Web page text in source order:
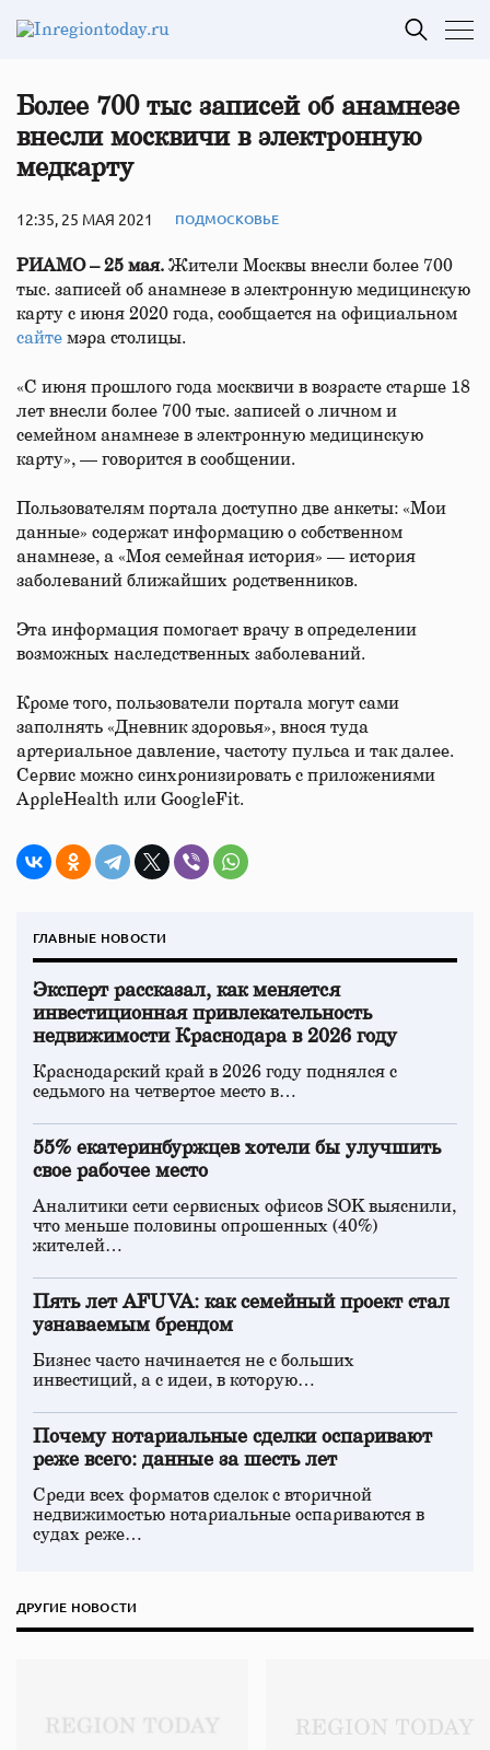
Более 700 тыс записей об анамнезе
внесли москвичи в электронную
медкарту
12:35, 25 МАЯ 2021 ПОДМОСКОВЬЕ
РИАМО – 25 мая. Жители Москвы внесли более 700
тыс. записей об анамнезе в электронную медицинскую
карту с июня 2020 года, сообщается на официальном
сайте мэра столицы.
«С июня прошлого года москвичи в возрасте старше 18
лет внесли более 700 тыс. записей о личном и
семейном анамнезе в электронную медицинскую
карту», — говорится в сообщении.
Пользователям портала доступно две анкеты: «Мои
данные» содержат информацию о собственном
анамнезе, а «Моя семейная история» — история
заболеваний ближайших родственников.
Эта информация помогает врачу в определении
возможных наследственных заболеваний.
Кроме того, пользователи портала могут сами
заполнять «Дневник здоровья», внося туда
артериальное давление, частоту пульса и так далее.
Сервис можно синхронизировать с приложениями
AppleHealth или GoogleFit.
ГЛАВНЫЕ НОВОСТИ
Эксперт рассказал, как меняется
инвестиционная привлекательность
недвижимости Краснодара в 2026 году
Краснодарский край в 2026 году поднялся с
седьмого на четвертое место в…
55% екатеринбуржцев хотели бы улучшить
свое рабочее место
Аналитики сети сервисных офисов SOK выяснили,
что меньше половины опрошенных (40%)
жителей…
Пять лет AFUVA: как семейный проект стал
узнаваемым брендом
Бизнес часто начинается не с больших
инвестиций, а с идеи, в которую…
Почему нотариальные сделки оспаривают
реже всего: данные за шесть лет
Среди всех форматов сделок с вторичной
недвижимостью нотариальные оспариваются в
судах реже…
ДРУГИЕ НОВОСТИ